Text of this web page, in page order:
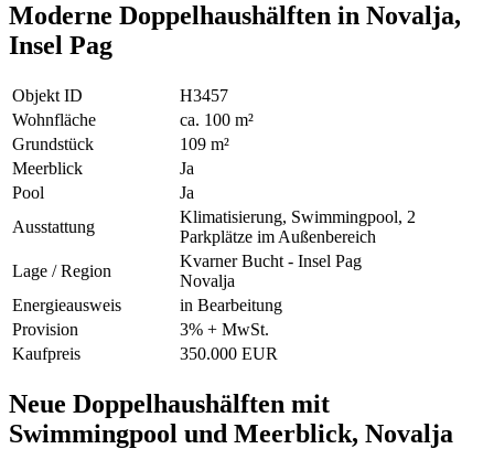
Moderne Doppelhaushälften in Novalja,
Insel Pag
Objekt ID
H3457
Wohnfläche
ca. 100 m²
Grundstück
109 m²
Meerblick
Ja
Pool
Ja
Ausstattung
Klimatisierung, Swimmingpool, 2
Parkplätze im Außenbereich
Lage / Region
Kvarner Bucht - Insel Pag
Novalja
Energieausweis
in Bearbeitung
Provision
3% + MwSt.
Kaufpreis
350.000 EUR
Neue Doppelhaushälften mit
Swimmingpool und Meerblick, Novalja